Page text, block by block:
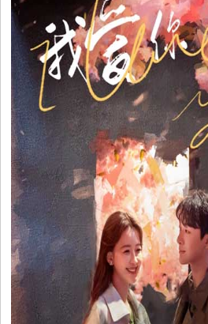
综
视
时
尚
国
际